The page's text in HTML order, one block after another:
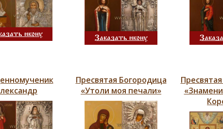
икону
Заказать икону
Пресвятая Богородица
«Утоли моя печали»